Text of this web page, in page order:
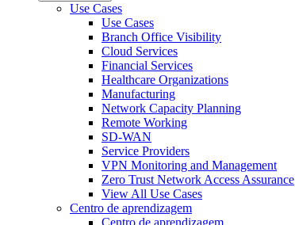
Use Cases
Use Cases
Branch Office Visibility
Cloud Services
Financial Services
Healthcare Organizations
Manufacturing
Network Capacity Planning
Remote Working
SD-WAN
Service Providers
VPN Monitoring and Management
Zero Trust Network Access Assurance
View All Use Cases
Centro de aprendizagem
Centro de aprendizagem